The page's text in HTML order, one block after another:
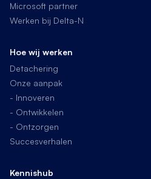
Microsoft partner
Werken bij Delta-N
Hoe wij werken
Detachering
Onze aanpak
- Innoveren
- Ontwikkelen
- Ontzorgen
Succesverhalen
Kennishub